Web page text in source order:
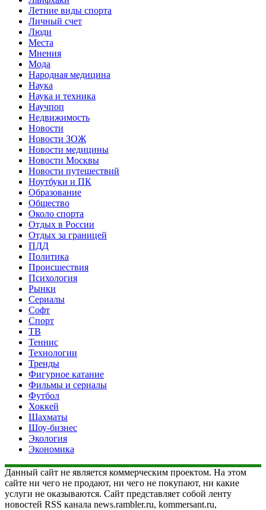
Летние виды спорта
Личный счет
Люди
Места
Мнения
Мода
Народная медицина
Наука
Наука и техника
Научпоп
Недвижимость
Новости
Новости ЗОЖ
Новости медицины
Новости Москвы
Новости путешествий
Ноутбуки и ПК
Образование
Общество
Около спорта
Отдых в России
Отдых за границей
ПДД
Политика
Происшествия
Психология
Рынки
Сериалы
Софт
Спорт
ТВ
Теннис
Технологии
Тренды
Фигурное катание
Фильмы и сериалы
Футбол
Хоккей
Шахматы
Шоу-бизнес
Экология
Экономика
Данный сайт не является коммерческим проектом. На этом
сайте ни чего не продают, ни чего не покупают, ни какие
услуги не оказываются. Сайт представляет собой ленту
новостей RSS канала news.rambler.ru, kommersant.ru,